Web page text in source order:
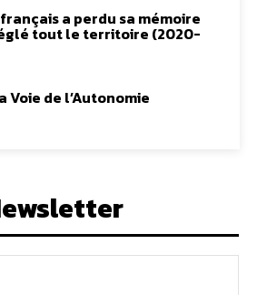
a perdu sa mémoire
tout le territoire (2020-
de l’Autonomie